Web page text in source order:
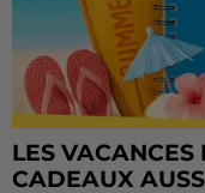
LES VACANCES
CADEAUX